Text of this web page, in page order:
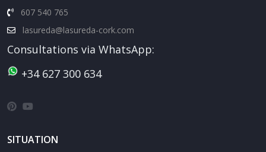
607 540 765
lasureda@lasureda-cork.com
Consultations via WhatsApp:
+34 627 300 634
SITUATION